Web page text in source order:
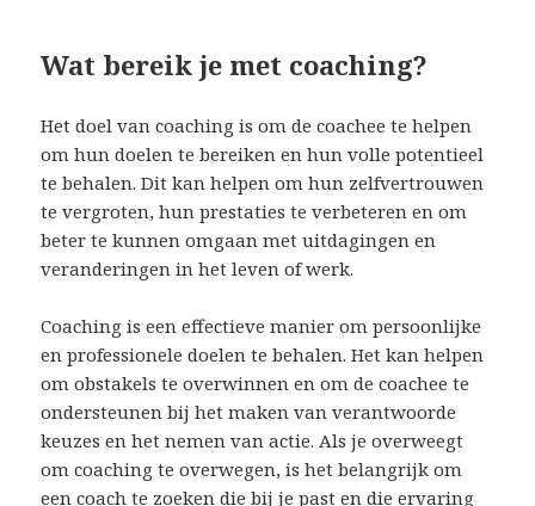
Wat bereik je met coaching?
Het doel van coaching is om de coachee te helpen
om hun doelen te bereiken en hun volle potentieel
te behalen. Dit kan helpen om hun zelfvertrouwen
te vergroten, hun prestaties te verbeteren en om
beter te kunnen omgaan met uitdagingen en
veranderingen in het leven of werk.
Coaching is een effectieve manier om persoonlijke
en professionele doelen te behalen. Het kan helpen
om obstakels te overwinnen en om de coachee te
ondersteunen bij het maken van verantwoorde
keuzes en het nemen van actie. Als je overweegt
om coaching te overwegen, is het belangrijk om
een coach te zoeken die bij je past en die ervaring